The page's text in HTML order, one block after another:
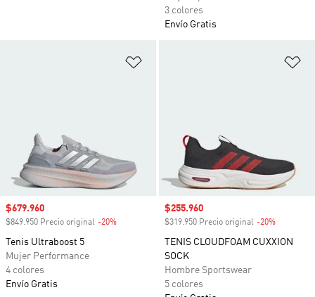
3 colores
Envío Gratis
Precio de venta
$679.960
$849.950 Precio original -20%
Tenis Ultraboost 5
Mujer Performance
4 colores
Envío Gratis
Precio de venta
$255.960
$319.950 Precio original -20%
TENIS CLOUDFOAM CUXXION
SOCK
Hombre Sportswear
5 colores